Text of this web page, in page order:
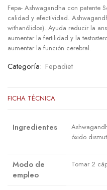
Fepa- Ashwagandha con patente
calidad y efectividad.
withanólidos). Ayuda reducir la
aumentar la fertilidad y la
aumentar la función cerebral.
Categoría: Fepadiet
FICHA TÉCNICA
Ingredientes
óxido
Modo de
empleo
Tomar 2